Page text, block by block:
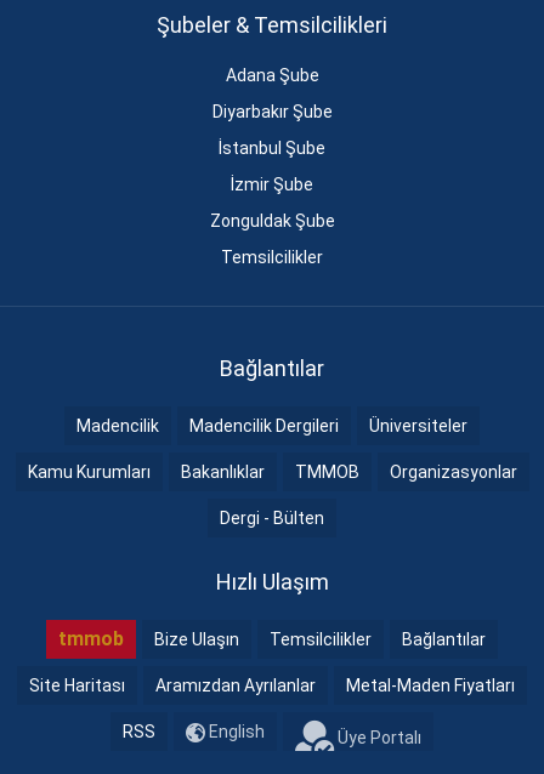
Şubeler & Temsilcilikleri
Adana Şube
Diyarbakır Şube
İstanbul Şube
İzmir Şube
Zonguldak Şube
Temsilcilikler
Bağlantılar
Madencilik Madencilik Dergileri Üniversiteler
Kamu Kurumları Bakanlıklar TMMOB Organizasyonlar
Dergi - Bülten
Hızlı Ulaşım
tmmob Bize Ulaşın Temsilcilikler Bağlantılar
Site Haritası Aramızdan Ayrılanlar Metal-Maden Fiyatları
RSS English Üye Portalı